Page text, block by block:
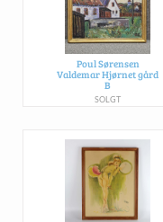
Poul Sørensen
Valdemar Hjørnet gård
B
SOLGT